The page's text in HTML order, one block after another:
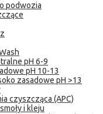
podwozia
pH 6-9
pH 10-13
zasadowe pH >13
czyszcząca (APC)
i kleju